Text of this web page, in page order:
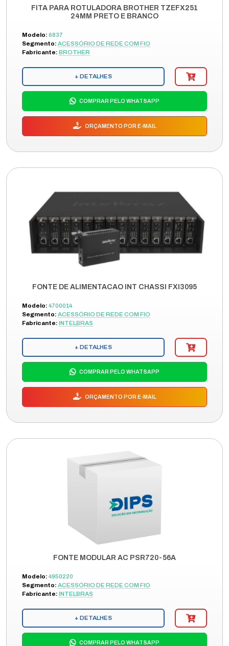
FITA PARA ROTULADORA BROTHER TZEFX251
24MM PRETO E BRANCO
Modelo: 6837
Segmento: ACESSÓRIO DE REDE COM FIO
Fabricante: BROTHER
+ DETALHES
COMPRAR PELO WHATSAPP
ORÇAMENTO POR E-MAIL
FONTE DE ALIMENTACAO INT CHASSI FXI3095
Modelo: 4700014
Segmento: ACESSÓRIO DE REDE COM FIO
Fabricante: INTELBRAS
+ DETALHES
COMPRAR PELO WHATSAPP
ORÇAMENTO POR E-MAIL
FONTE MODULAR AC PSR720-56A
Modelo: 4950220
Segmento: ACESSÓRIO DE REDE COM FIO
Fabricante: INTELBRAS
+ DETALHES
COMPRAR PELO WHATSAPP